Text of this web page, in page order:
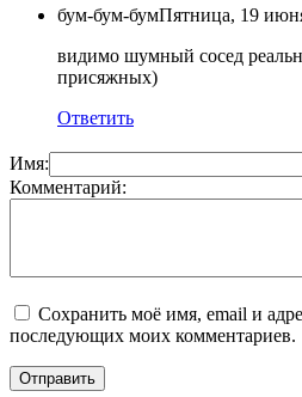
бум-бум-бумПятница, 19
видимо шумный сосед
присяжных)
Ответить
Имя:
Комментарий:
Сохранить моё имя, email и
последующих моих комментариев.